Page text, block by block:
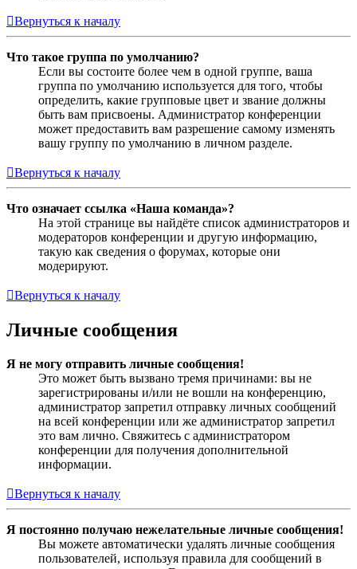
Вернуться к началу
Что такое группа по умолчанию?
Если вы состоите более чем в одной группе, ваша
группа по умолчанию используется для того, чтобы
определить, какие групповые цвет и звание должны
быть вам присвоены. Администратор конференции
может предоставить вам разрешение самому изменять
вашу группу по умолчанию в личном разделе.
Вернуться к началу
Что означает ссылка «Наша команда»?
На этой странице вы найдёте список администраторов и
модераторов конференции и другую информацию,
такую как сведения о форумах, которые они
модерируют.
Вернуться к началу
Личные сообщения
Я не могу отправить личные сообщения!
Это может быть вызвано тремя причинами: вы не
зарегистрированы и/или не вошли на конференцию,
администратор запретил отправку личных сообщений
на всей конференции или же администратор запретил
это вам лично. Свяжитесь с администратором
конференции для получения дополнительной
информации.
Вернуться к началу
Я постоянно получаю нежелательные личные сообщения!
Вы можете автоматически удалять личные сообщения
пользователей, используя правила для сообщений в